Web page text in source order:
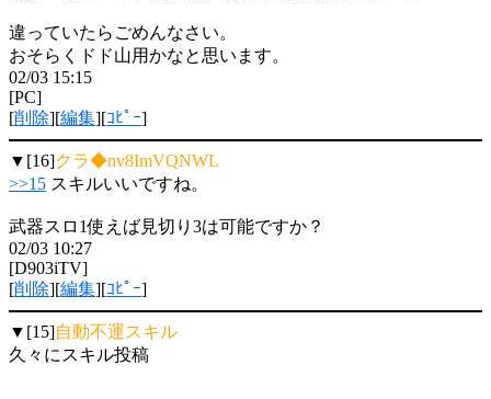
違っていたらごめんなさい。
おそらくドド山用かなと思います。
02/03 15:15
[PC]
[削除][編集][ｺﾋﾟｰ]
▼[16]クラ◆nv8ImVQNWL
>>15 スキルいいですね。
武器スロ1使えば見切り3は可能ですか？
02/03 10:27
[D903iTV]
[削除][編集][ｺﾋﾟｰ]
▼[15]自動不運スキル
久々にスキル投稿